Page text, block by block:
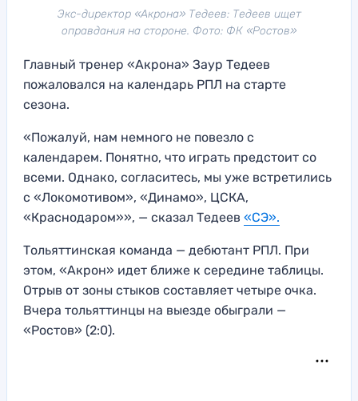
Экс-директор «Акрона» Тедеев: Тедеев ищет
оправдания на стороне. Фото: ФК «Ростов»
Главный тренер «Акрона» Заур Тедеев
пожаловался на календарь РПЛ на старте
сезона.
«Пожалуй, нам немного не повезло с
календарем. Понятно, что играть предстоит со
всеми. Однако, согласитесь, мы уже встретились
с «Локомотивом», «Динамо», ЦСКА,
«Краснодаром»», — сказал Тедеев «СЭ».
Тольяттинская команда — дебютант РПЛ. При
этом, «Акрон» идет ближе к середине таблицы.
Отрыв от зоны стыков составляет четыре очка.
Вчера тольяттинцы на выезде обыграли —
«Ростов» (2:0).